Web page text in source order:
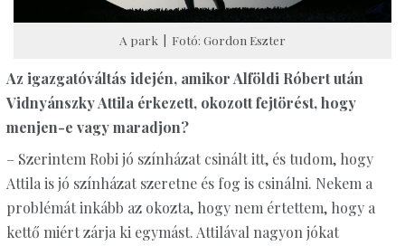
A park | Fotó: Gordon Eszter
Az igazgatóváltás idején, amikor Alföldi Róbert után
Vidnyánszky Attila érkezett, okozott fejtörést, hogy
menjen-e vagy maradjon?
– Szerintem Robi jó színházat csinált itt, és tudom, hogy
Attila is jó színházat szeretne és fog is csinálni. Nekem a
problémát inkább az okozta, hogy nem értettem, hogy a
kettő miért zárja ki egymást. Attilával nagyon jókat